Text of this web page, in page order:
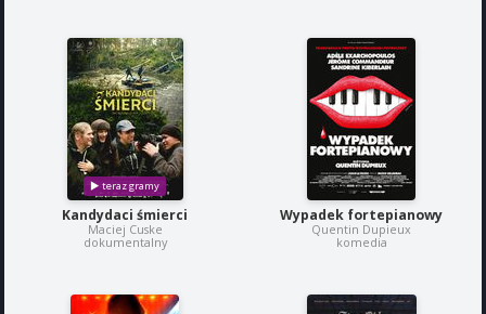
Kandydaci śmierci
Maciej Cuske
dokumentalny
Wypadek fortepianowy
Quentin Dupieux
komedia